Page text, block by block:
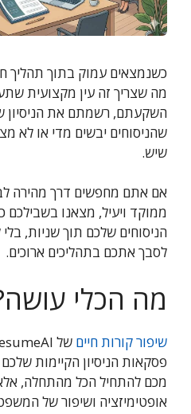
כשנמצאים עמוק בתוך תהליך
מה שצריך זה עין מקצועית
השקעתם, רשמתם את הניסיון
שהניסוחים יבשים מדי או לא
שיש.
אם אתם מחפשים דרך מהירה
ממוקד ויעיל, מצאנו בשבילכם
הניסוחים שלכם תוך שניות,
לסבך אתכם בתהליכים ארוכים.
מה הכלי
שיפור קורות חיים
פסקאות הניסיון הקיימות
מכם להתחיל הכל מהתחלה,
אופטימיזציה ושיפור של